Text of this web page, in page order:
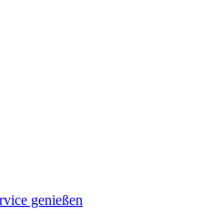
genießen